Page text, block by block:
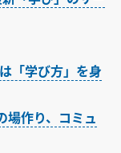
「学び方」を身
場作り、コミュ